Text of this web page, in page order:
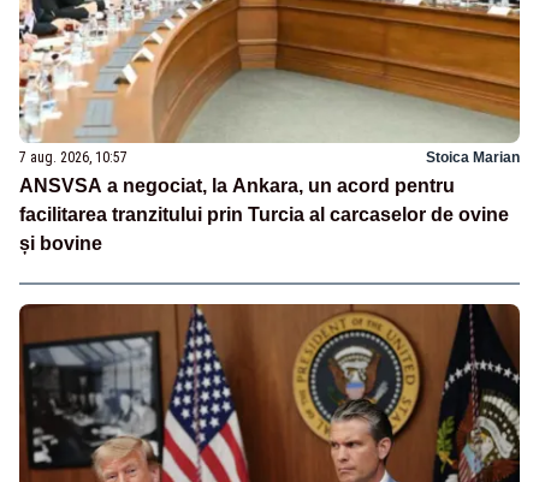
7 aug. 2026, 10:57 Stoica Marian
ANSVSA a negociat, la Ankara, un acord pentru
facilitarea tranzitului prin Turcia al carcaselor de ovine
și bovine